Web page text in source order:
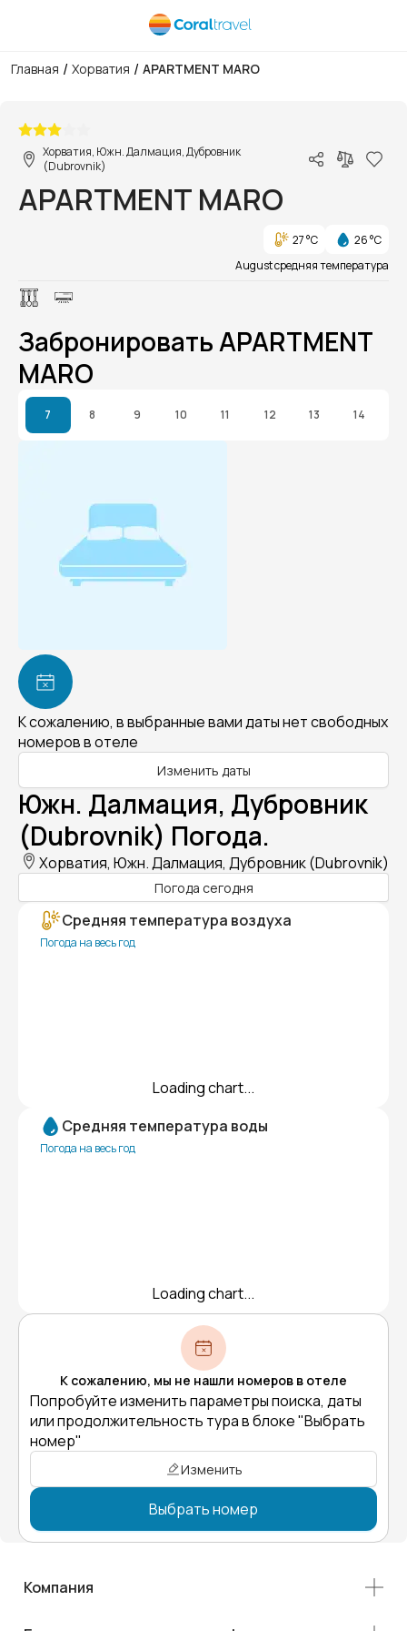
Главная / Хорватия / APARTMENT MARO
Хорватия, Южн. Далмация, Дубровник
(Dubrovnik)
APARTMENT MARO
27 °C
26 °C
August средняя температура
Забронировать APARTMENT
MARO
7 8 9 10 11 12 13 14
К сожалению, в выбранные вами даты нет свободных
номеров в отеле
Изменить даты
Южн. Далмация, Дубровник
(Dubrovnik) Погода.
Хорватия, Южн. Далмация, Дубровник (Dubrovnik)
Погода сегодня
Средняя температура воздуха
Погода на весь год
Loading chart...
Средняя температура воды
Погода на весь год
Loading chart...
К сожалению, мы не нашли номеров в отеле
Попробуйте изменить параметры поиска, даты
или продолжительность тура в блоке "Выбрать
номер"
Изменить
Выбрать номер
Компания